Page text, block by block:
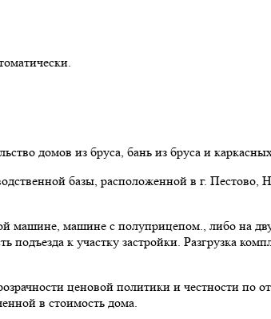
домов из бруса, бань из бруса и
базы, расположенной в г.
машине, машине с полуприцепом., либо на
к участку застройки. Разгрузка
ценовой политики и честности
в стоимость дома.